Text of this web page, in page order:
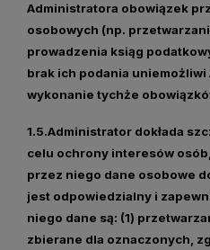
Administratora obowiązek
osobowych (np.
prowadzenia ksiąg
brak ich podania
wykonanie tychże
1.5.Administrator dokłada
celu ochrony interesów
przez niego dane osobowe
jest odpowiedzialny i
niego dane są: (1)
zbierane dla oznaczonych,